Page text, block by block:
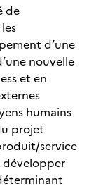
de
d’une
nouvelle
et en
humains
projet
service
développer